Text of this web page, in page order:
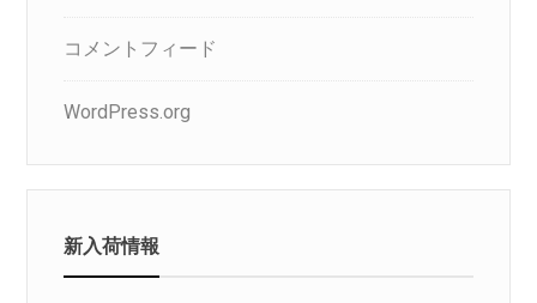
コメントフィード
WordPress.org
新入荷情報